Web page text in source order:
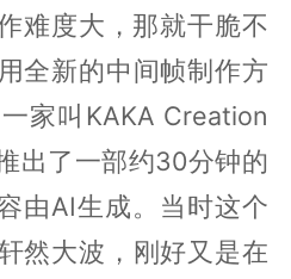
难度大，那就干脆不
全新的中间帧制作方
家叫KAKA Creation
出了一部约30分钟的
由AI生成。当时这个
然大波，刚好又是在